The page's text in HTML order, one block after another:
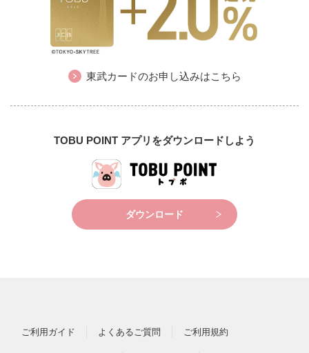
東武カードのお申し込みはこちら
TOBU POINT アプリをダウンロードしよう
ダウンロード
ご利用ガイド よくあるご質問 ご利用規約